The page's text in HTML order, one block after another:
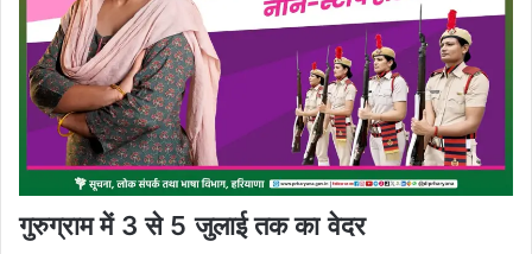
गुरुग्राम में 3 से 5 जुलाई तक का वेदर